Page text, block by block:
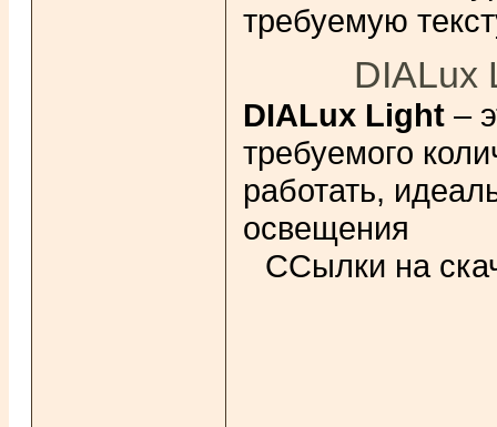
требуемую
DIALux
DIALux Light–
требуемого
работать,
освещения
ССылки на